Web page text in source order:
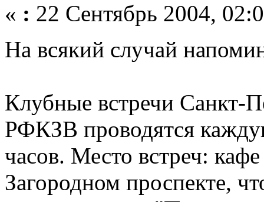
« : 22 Сентябрь 2004,
На всякий случай
Клубные встречи Санкт-
РФКЗВ проводятся
часов. Место встреч:
Загородном проспекте,